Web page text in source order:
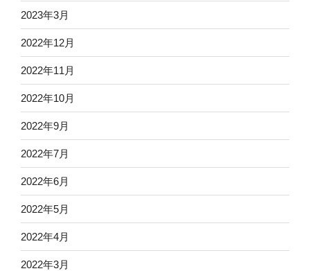
2023年3月
2022年12月
2022年11月
2022年10月
2022年9月
2022年7月
2022年6月
2022年5月
2022年4月
2022年3月